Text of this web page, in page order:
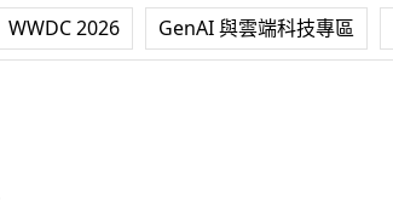
WWDC 2026 GenAI 與雲端科技專區